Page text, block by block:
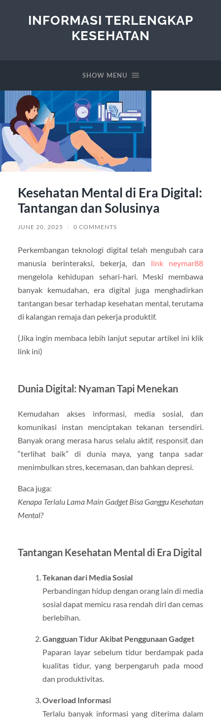
INFORMASI TERLENGKAP
KESEHATAN
SHOW MENU
Kesehatan Mental di Era Digital:
Tantangan dan Solusinya
JUNE 20, 2025 / 0 COMMENTS
Perkembangan teknologi digital telah mengubah cara
manusia berinteraksi, bekerja, dan link neymar88
mengelola kehidupan sehari-hari. Meski membawa
banyak kemudahan, era digital juga menghadirkan
tantangan besar terhadap kesehatan mental, terutama
di kalangan remaja dan pekerja produktif.
(Jika ingin membaca lebih lanjut seputar artikel ini klik
link ini)
Dunia Digital: Nyaman Tapi Menekan
Kemudahan akses informasi, media sosial, dan
komunikasi instan menciptakan tekanan tersendiri.
Banyak orang merasa harus selalu aktif, responsif, dan
“terlihat baik” di dunia maya, yang tanpa sadar
menimbulkan stres, kecemasan, dan bahkan depresi.
Baca juga:
Kenapa Terlalu Lama Main Gadget Bisa Ganggu Kesehatan
Mental?
Tantangan Kesehatan Mental di Era Digital
Tekanan dari Media Sosial
Perbandingan hidup dengan orang lain di media
sosial dapat memicu rasa rendah diri dan cemas
berlebihan.
Gangguan Tidur Akibat Penggunaan Gadget
Paparan layar sebelum tidur berdampak pada
kualitas tidur, yang berpengaruh pada mood
dan produktivitas.
Overload Informasi
Terlalu banyak informasi yang diterima dalam